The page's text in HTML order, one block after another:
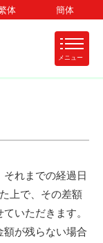
メニュー
体 簡体
れまでの経過日
上で、その差額
いただきます。
額が残らない場合